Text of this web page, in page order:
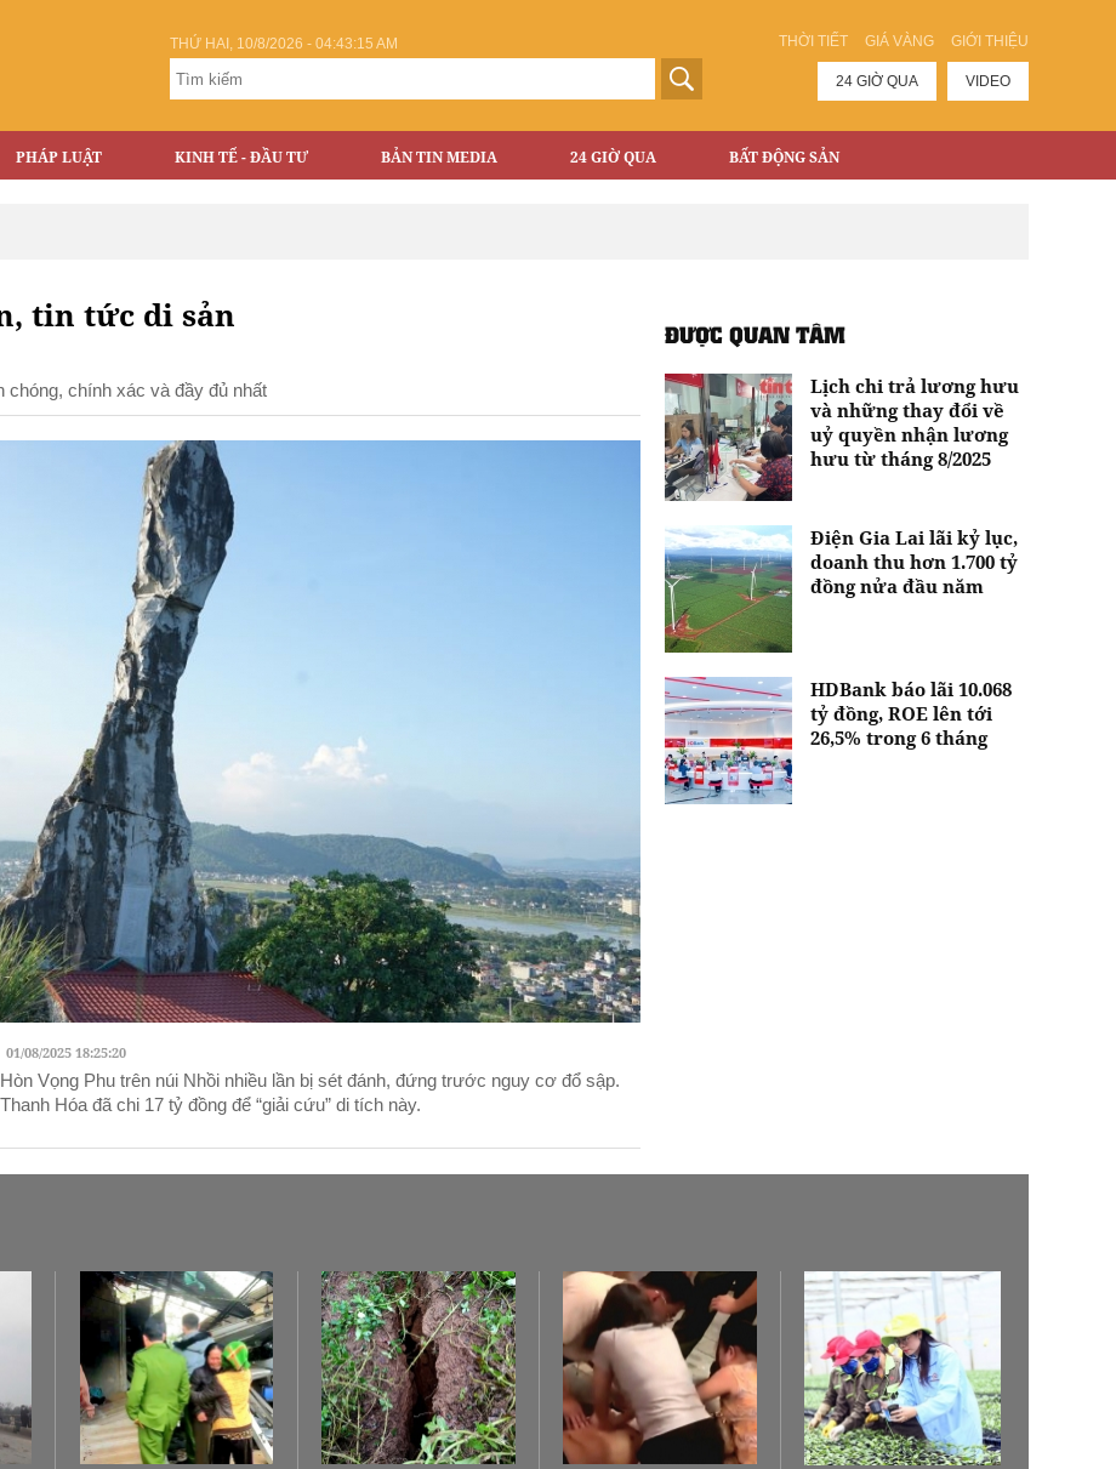
THỜI TIẾT GIÁ VÀNG GIỚI THIỆU
THỨ HAI, 10/8/2026 - 04:43:16 AM
24 GIỜ QUA VIDEO
PHÁP LUẬT KINH TẾ - ĐẦU TƯ BẢN TIN MEDIA 24 GIỜ QUA BẤT ĐỘNG SẢN
tin tức di sản
chóng, chính xác và đầy đủ nhất
01/08/2025 18:25:20
Hòn Vọng Phu trên núi Nhồi nhiều lần bị sét đánh, đứng trước nguy cơ đổ sập.
Thanh Hóa đã chi 17 tỷ đồng để “giải cứu” di tích này.
ĐƯỢC QUAN TÂM
Lịch chi trả lương hưu
và những thay đổi về
uỷ quyền nhận lương
hưu từ tháng 8/2025
Điện Gia Lai lãi kỷ lục,
doanh thu hơn 1.700 tỷ
đồng nửa đầu năm
HDBank báo lãi 10.068
tỷ đồng, ROE lên tới
26,5% trong 6 tháng